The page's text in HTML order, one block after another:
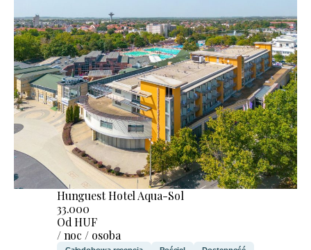
Hunguest Hotel Aqua-Sol
33.000
Od HUF
/ noc / osoba